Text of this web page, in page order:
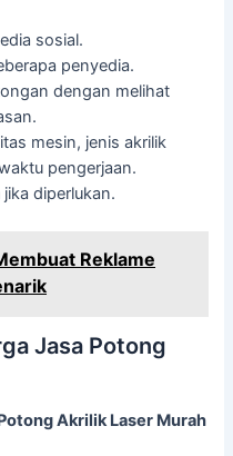
sosial.
penyedia.
dengan melihat
mesin, jenis akrilik
pengerjaan.
jika diperlukan.
Reklame
Jasa Potong
Akrilik Laser Murah